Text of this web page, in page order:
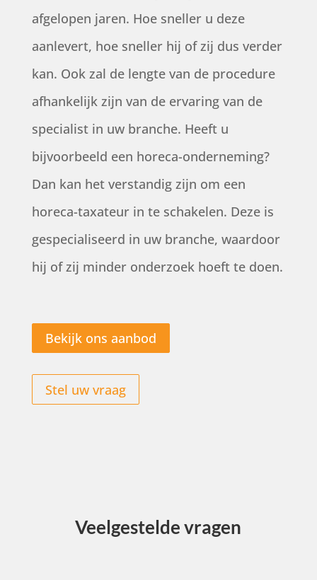
afgelopen jaren. Hoe sneller u deze
aanlevert, hoe sneller hij of zij dus verder
kan. Ook zal de lengte van de procedure
afhankelijk zijn van de ervaring van de
specialist in uw branche. Heeft u
bijvoorbeeld een horeca-onderneming?
Dan kan het verstandig zijn om een
horeca-taxateur in te schakelen. Deze is
gespecialiseerd in uw branche, waardoor
hij of zij minder onderzoek hoeft te doen.
Bekijk ons aanbod
Stel uw vraag
Veelgestelde vragen